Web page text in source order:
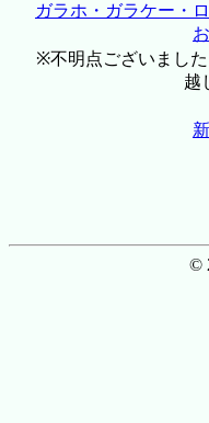
ガラホ・ガラケー・
※不明点ございまし
越
©